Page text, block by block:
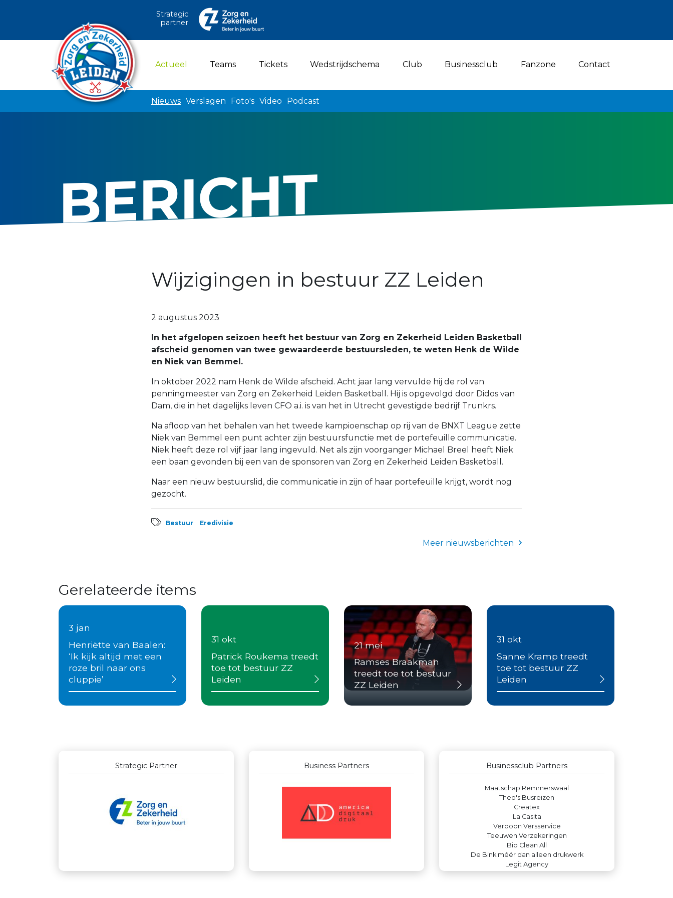
Strategic
partner
Actueel (current)Teams Tickets Wedstrijdschema Club Businessclub Fanzone Contact
Nieuws Verslagen Foto's Video Podcast
BERICHT
Wijzigingen in bestuur ZZ Leiden
2 augustus 2023
In het afgelopen seizoen heeft het bestuur van Zorg en Zekerheid Leiden Basketball
afscheid genomen van twee gewaardeerde bestuursleden, te weten Henk de Wilde
en Niek van Bemmel.
In oktober 2022 nam Henk de Wilde afscheid. Acht jaar lang vervulde hij de rol van
penningmeester van Zorg en Zekerheid Leiden Basketball. Hij is opgevolgd door Didos van
Dam, die in het dagelijks leven CFO a.i. is van het in Utrecht gevestigde bedrijf Trunkrs.
Na afloop van het behalen van het tweede kampioenschap op rij van de BNXT League zette
Niek van Bemmel een punt achter zijn bestuursfunctie met de portefeuille communicatie.
Niek heeft deze rol vijf jaar lang ingevuld. Net als zijn voorganger Michael Breel heeft Niek
een baan gevonden bij een van de sponsoren van Zorg en Zekerheid Leiden Basketball.
Naar een nieuw bestuurslid, die communicatie in zijn of haar portefeuille krijgt, wordt nog
gezocht.
Bestuur Eredivisie
Meer nieuwsberichten
Gerelateerde items
3 jan
Henriëtte van Baalen:
‘Ik kijk altijd met een
roze bril naar ons
cluppie’
31 okt
Patrick Roukema treedt
toe tot bestuur ZZ
Leiden
21 mei
Ramses Braakman
treedt toe tot bestuur
ZZ Leiden
31 okt
Sanne Kramp treedt
toe tot bestuur ZZ
Leiden
Outstanding Partners GOLD Business Partners Businessclub Partners
Rabobank Leiden-Katwijk
Theo's Busreizen
Createx
La Casita
Verboon Versservice
Teeuwen Verzekeringen
Bio Clean All
De Bink méér dan alleen drukwerk
Legit Agency
Miss Steel BV